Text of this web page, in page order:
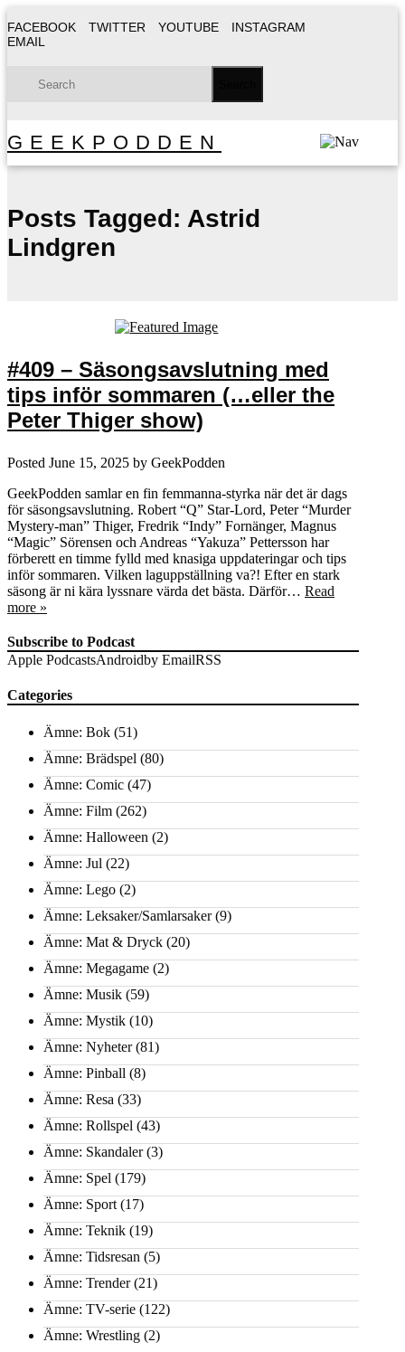
FACEBOOK TWITTER YOUTUBE
INSTAGRAM
EMAIL
GEEKPODDEN
Posts Tagged: Astrid
Lindgren
#409 – Säsongsavslutning med
tips inför sommaren (…eller the
Peter Thiger show)
Posted June 15, 2025 by GeekPodden
GeekPodden samlar en fin femmanna-styrka när det är dags
för säsongsavslutning. Robert “Q” Star-Lord, Peter “Murder
Mystery-man” Thiger, Fredrik “Indy” Fornänger, Magnus
“Magic” Sörensen och Andreas “Yakuza” Pettersson har
förberett en timme fylld med knasiga uppdateringar och tips
inför sommaren. Vilken laguppställning va?! Efter en stark
säsong är ni kära lyssnare värda det bästa. Därför… Read
more »
Subscribe to Podcast
Apple PodcastsAndroidby EmailRSS
Categories
Ämne: Bok (51)
Ämne: Brädspel (80)
Ämne: Comic (47)
Ämne: Film (262)
Ämne: Halloween (2)
Ämne: Jul (22)
Ämne: Lego (2)
Ämne: Leksaker/Samlarsaker(9)
Ämne: Mat & Dryck (20)
Ämne: Megagame (2)
Ämne: Musik (59)
Ämne: Mystik (10)
Ämne: Nyheter(81)
Ämne: Pinball (8)
Ämne: Resa (33)
Ämne: Rollspel (43)
Ämne: Skandaler(3)
Ämne: Spel (179)
Ämne: Sport (17)
Ämne: Teknik (19)
Ämne: Tidsresan (5)
Ämne: Trender(21)
Ämne: TV-serie (122)
Ämne: Wrestling (2)